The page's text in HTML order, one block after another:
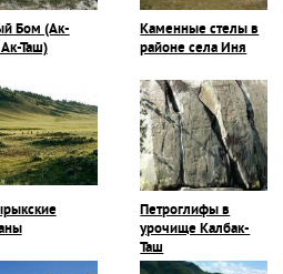
Бом (Ак-
Таш)
Каменные стелы в
районе села Иня
Петроглифы в
урочище Калбак-
Таш